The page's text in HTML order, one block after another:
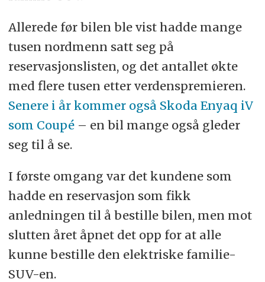
Allerede før bilen ble vist hadde mange
tusen nordmenn satt seg på
reservasjonslisten, og det antallet økte
med flere tusen etter verdenspremieren.
Senere i år kommer også Skoda Enyaq iV
som Coupé– en bil mange også gleder
seg til å se.
I første omgang var det kundene som
hadde en reservasjon som fikk
anledningen til å bestille bilen, men mot
slutten året åpnet det opp for at alle
kunne bestille den elektriske familie-
SUV-en.